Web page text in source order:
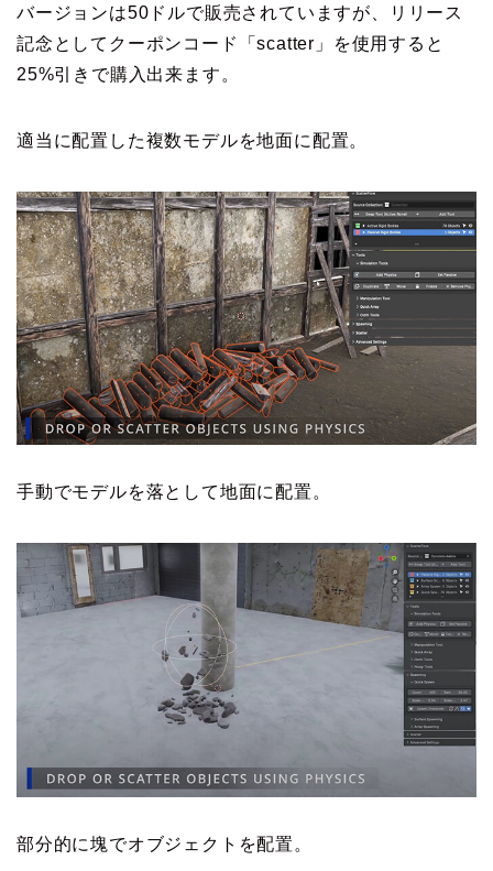
バージョンは50ドルで販売されていますが、リリース
記念としてクーポンコード「scatter」を使用すると
25%引きで購入出来ます。
適当に配置した複数モデルを地面に配置。
手動でモデルを落として地面に配置。
部分的に塊でオブジェクトを配置。